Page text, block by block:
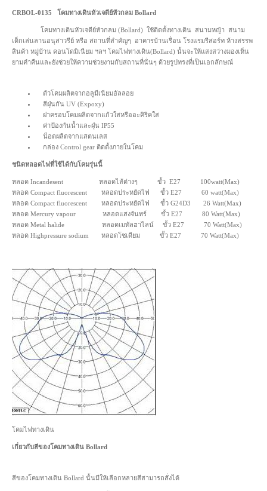
CRBOL-0135 โคมทางเดินหัวเจดีย์หัวกลม Bollard
โคมทางเดินหัวเจดีย์หัวกลม (Bollard) ใช้ติดตั้งทางเดิน สนามหญ้า สนาม
เด็กเล่นลานอนุสาวรีย์ หรือ สถานที่สำคัญๆ อาคารบ้านเรื่อน โรงแรมรีสอร์ท ห้างสรรพ
สินค้า หมู่บ้าน คอนโดมิเนียม ฯลฯ โคมไฟทางเดิน(Bollard) นั้นจะให้แสงสว่างมองเห็น
ยามคำคืนและยังช่วยให้ความช่วยงามกับสถานที่นั่นๆ ด้วยรูปทรงที่เป็นเอกลักษณ์
ตัวโคมผลิตจากอลูมีเนียมอัลลอย
สีฝุ่นกัน UV (Expoxy)
ฝาครอบโคมผลิตจากแก้วใสหรืออะคิริคใส
ค่าป้องกันน้ำและฝุ่น IP55
น็อตผลิตจากแสตนเลส
กล่อง Control gear ติดตั้งภายในโคม
ชนิดหลอดไฟที่ใช้ได้กับโคมรุ่นนี้
หลอด Incandesent หลอดไส้ต่างๆ ขั้ว E27 100watt(Max)
หลอด Compact fluorescent หลอดประหยัดไฟ ขั้ว E27 60 watt(Max)
หลอด Compact fluorescent หลอดประหยัดไฟ ขั้ว G24D3 26 Watt(Max)
หลอด Mercury vapour หลอดแสงจันทร์ ขั้ว E27 80 Watt(Max)
หลอด Metal halide หลอดเมทัลฮาไลน์ ขั้ว E27 70 Watt(Max)
หลอด Highpressure sodium หลอดโซเดียม ขั้ว E27 70 Watt(Max)
โคมไฟทางเดิน
เกี่ยวกับสีของโคมทางเดิน Bollard
สีของโคมทางเดิน Bollard นั้นมีให้เลือกหลายสีสามารถสั่งได้